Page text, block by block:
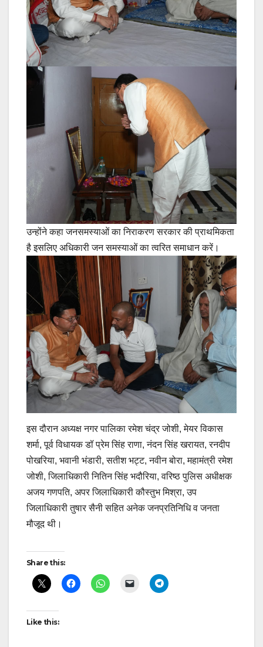
उन्होंने कहा जनसमस्याओं का निराकरण सरकार की प्राथमिकता
है इसलिए अधिकारी जन समस्याओं का त्वरित समाधान करें।
इस दौरान अध्यक्ष नगर पालिका रमेश चंद्र जोशी, मेयर विकास
शर्मा, पूर्व विधायक डॉ प्रेम सिंह राणा, नंदन सिंह खरायत, रनदीप
पोखरिया, भवानी भंडारी, सतीश भट्ट, नवीन बोरा, महामंत्री रमेश
जोशी, जिलाधिकारी नितिन सिंह भदौरिया, वरिष्ठ पुलिस अधीक्षक
अजय गणपति, अपर जिलाधिकारी कौस्तुभ मिश्रा, उप
जिलाधिकारी तुषार सैनी सहित अनेक जनप्रतिनिधि व जनता
मौजूद थी।
Post
navigation
Share this:
Like this: